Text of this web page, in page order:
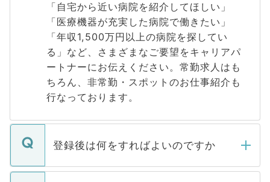
「自宅から近い病院を紹介してほしい」
「医療機器が充実した病院で働きたい」
「年収1,500万円以上の病院を探してい
る」など、さまざまなご要望をキャリアパ
ートナーにお伝えください。常勤求人はも
ちろん、非常勤・スポットのお仕事紹介も
行なっております。
登録後は何をすればよいのですか
ご登録いただきましたら、弊社担当者がご